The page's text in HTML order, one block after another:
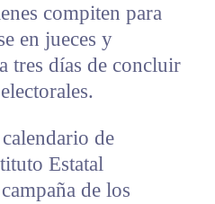
compiten para
en jueces y
tres días de concluir
de
Estatal
de los